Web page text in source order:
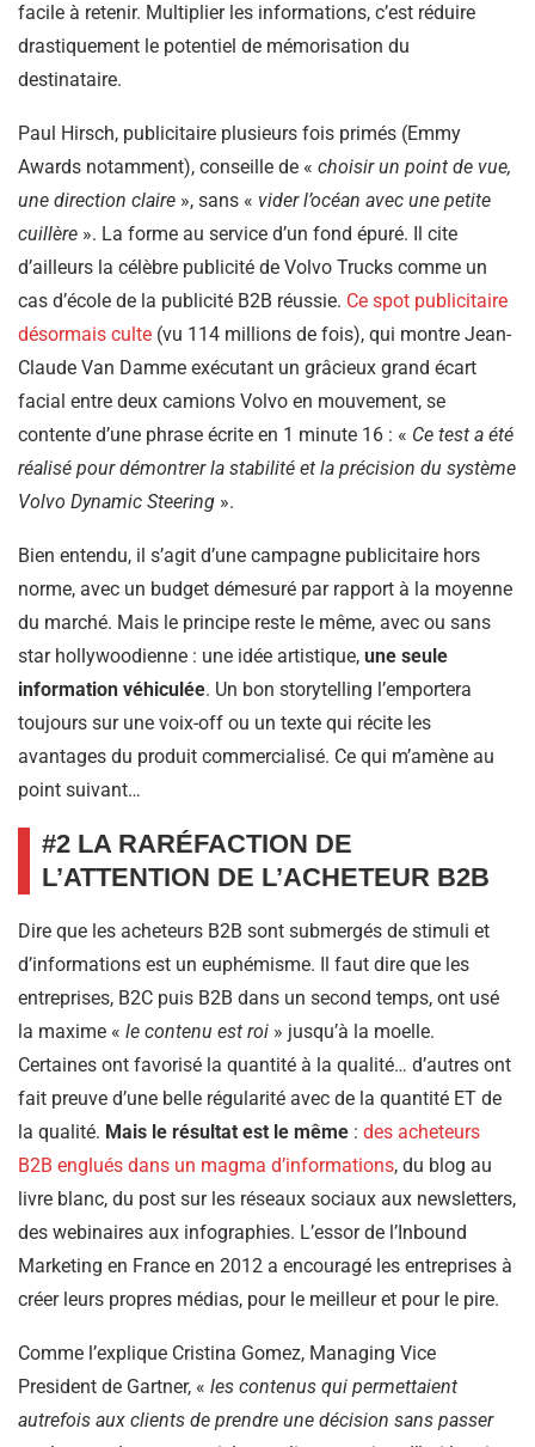
facile à retenir. Multiplier les informations, c’est réduire
drastiquement le potentiel de mémorisation du
destinataire.
Paul Hirsch, publicitaire plusieurs fois primés (Emmy
Awards notamment), conseille de « choisir un point de vue,
une direction claire », sans « vider l’océan avec une petite
cuillère ». La forme au service d’un fond épuré. Il cite
d’ailleurs la célèbre publicité de Volvo Trucks comme un
cas d’école de la publicité B2B réussie. Ce spot publicitaire
désormais culte (vu 114 millions de fois), qui montre Jean-
Claude Van Damme exécutant un grâcieux grand écart
facial entre deux camions Volvo en mouvement, se
contente d’une phrase écrite en 1 minute 16 : « Ce test a été
réalisé pour démontrer la stabilité et la précision du système
Volvo Dynamic Steering ».
Bien entendu, il s’agit d’une campagne publicitaire hors
norme, avec un budget démesuré par rapport à la moyenne
du marché. Mais le principe reste le même, avec ou sans
star hollywoodienne : une idée artistique, une seule
information véhiculée. Un bon storytelling l’emportera
toujours sur une voix-off ou un texte qui récite les
avantages du produit commercialisé. Ce qui m’amène au
point suivant…
#2 LA RARÉFACTION DE
L’ATTENTION DE L’ACHETEUR B2B
Dire que les acheteurs B2B sont submergés de stimuli et
d’informations est un euphémisme. Il faut dire que les
entreprises, B2C puis B2B dans un second temps, ont usé
la maxime « le contenu est roi » jusqu’à la moelle.
Certaines ont favorisé la quantité à la qualité… d’autres ont
fait preuve d’une belle régularité avec de la quantité ET de
la qualité. Mais le résultat est le même : des acheteurs
B2B englués dans un magma d’informations, du blog au
livre blanc, du post sur les réseaux sociaux aux newsletters,
des webinaires aux infographies. L’essor de l’Inbound
Marketing en France en 2012 a encouragé les entreprises à
créer leurs propres médias, pour le meilleur et pour le pire.
Comme l’explique Cristina Gomez, Managing Vice
President de Gartner, « les contenus qui permettaient
autrefois aux clients de prendre une décision sans passer